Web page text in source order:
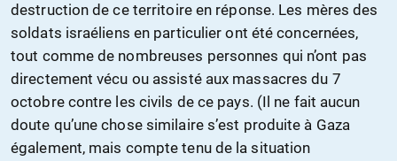
destruction de ce territoire en réponse. Les mères des
soldats israéliens en particulier ont été concernées,
tout comme de nombreuses personnes qui n’ont pas
directement vécu ou assisté aux massacres du 7
octobre contre les civils de ce pays. (Il ne fait aucun
doute qu’une chose similaire s’est produite à Gaza
également, mais compte tenu de la situation